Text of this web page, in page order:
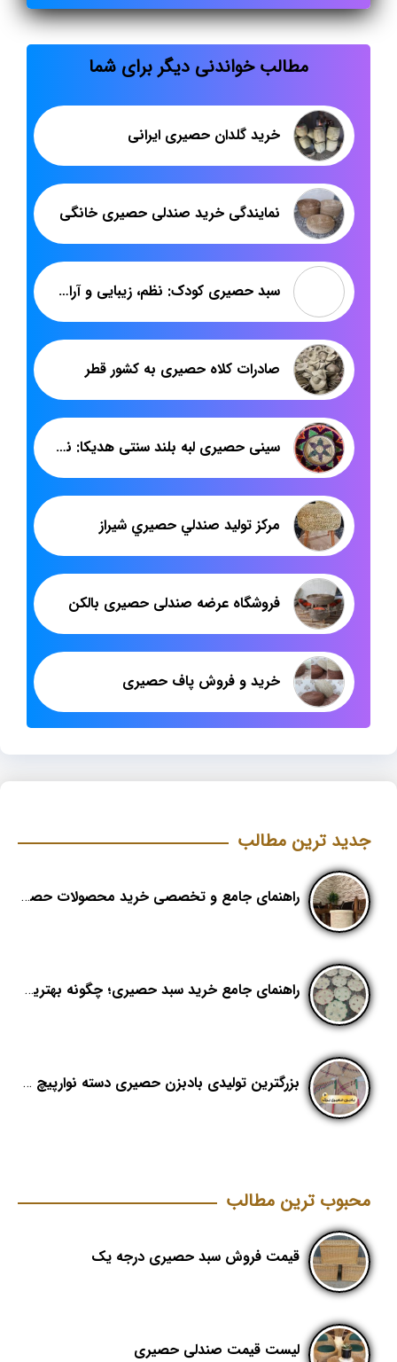
مطالب خواندنی دیگر برای شما
خرید گلدان حصیری ایرانی
نمایندگی خرید صندلی حصیری خانگی
سبد حصیری کودک: نظم، زیبایی و آرامش در اتاق دلبندتان
صادرات کلاه حصیری به کشور قطر
سینی حصیری لبه بلند سنتی هدیکا: نماد هنر و فرهنگ ایرانی
مرکز تولید صندلي حصيري شيراز
فروشگاه عرضه صندلی حصیری بالکن
خرید و فروش پاف حصیری
جدید ترین مطالب
راهنمای جامع و تخصصی خرید محصولات حصیری؛ هنر اصیل در دکوراسیون مدرن (بخش اول)
راهنمای جامع خرید سبد حصیری؛ چگونه بهترین کیفیت را در «هدیکا» تشخیص دهیم؟
بزرگترین تولیدی بادبزن حصیری دسته نوارپیچ در ایران با اسم برند هدیکا
محبوب ترین مطالب
قیمت فروش سبد حصیری درجه یک
لیست قیمت صندلی حصیری